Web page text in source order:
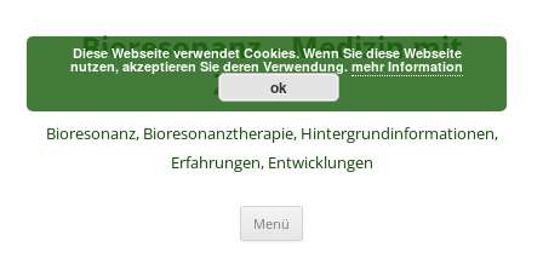
springenBioresonanz – Medizin mit
Zukunft
Bioresonanz, Bioresonanztherapie, Hintergrundinformationen,
Erfahrungen, Entwicklungen
Menü
Diese Webseite verwendet Cookies. Wenn Sie diese Webseite
nutzen, akzeptieren Sie deren Verwendung.mehr Information
ok